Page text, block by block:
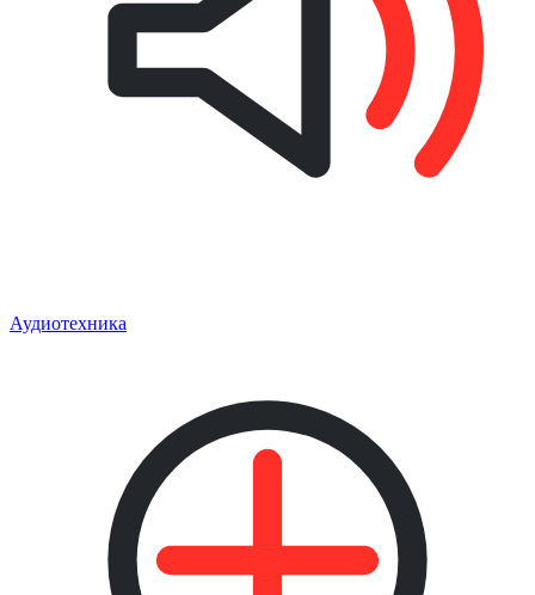
Аудиотехника